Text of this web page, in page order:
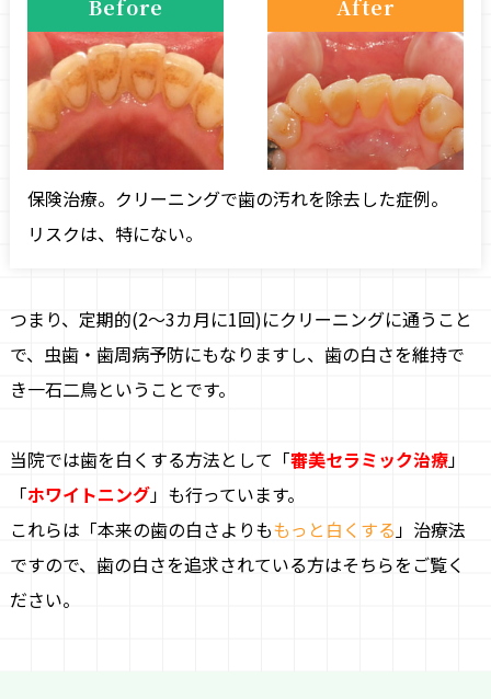
Before After
保険治療。クリーニングで歯の汚れを除去した症例。
リスクは、特にない。
つまり、定期的(2～3カ月に1回)にクリーニングに通うこと
で、虫歯・歯周病予防にもなりますし、歯の白さを維持で
き一石二鳥ということです。
当院では歯を白くする方法として「審美セラミック治療」
「ホワイトニング」も行っています。
これらは「本来の歯の白さよりももっと白くする 」治療法
ですので、歯の白さを追求されている方はそちらをご覧く
ださい。